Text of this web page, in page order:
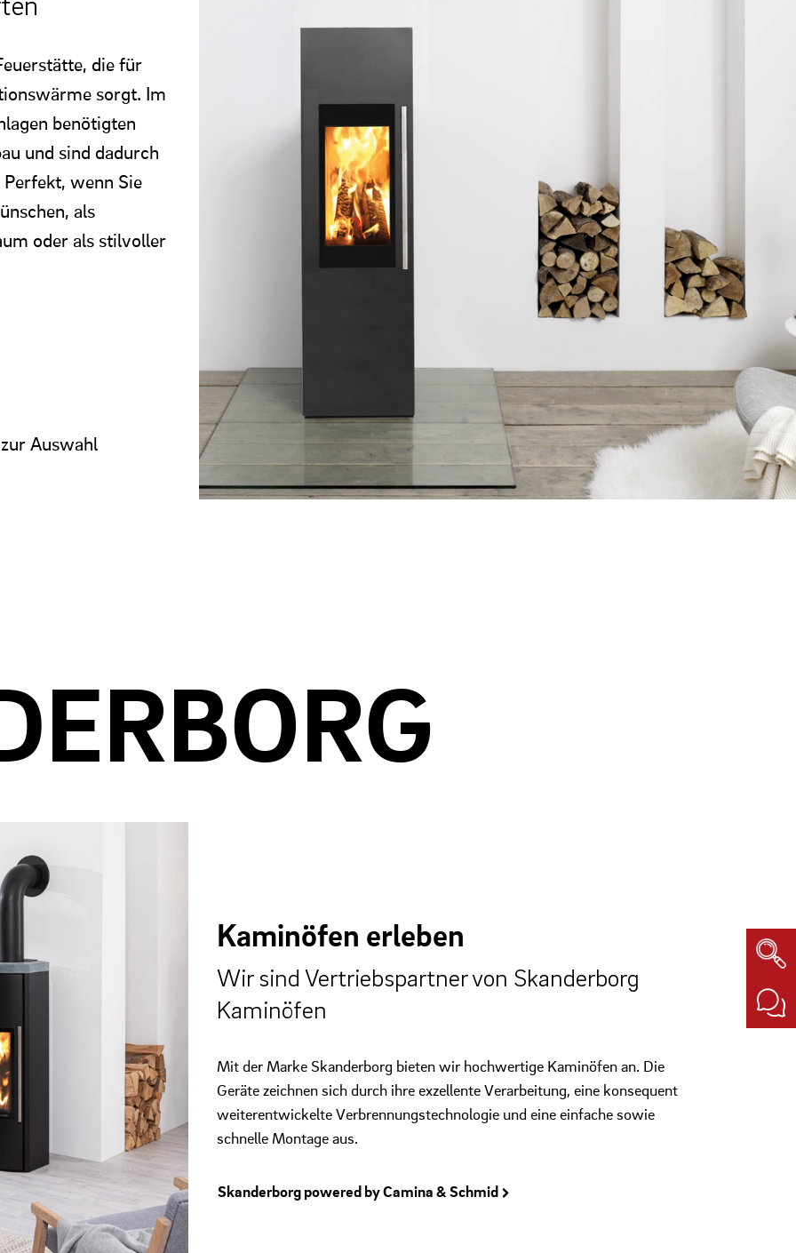
die für
sorgt. Im
benötigten
und sind dadurch
wenn Sie
als
oder als stilvoller
Auswahl
Kaminöfen erleben
Wir sind Vertriebspartner von Skanderborg
Kaminöfen
Mit der Marke Skanderborg bieten wir hochwertige Kaminöfen an. Die
Geräte zeichnen sich durch ihre exzellente Verarbeitung, eine konsequent
weiterentwickelte Verbrennungstechnologie und eine einfache sowie
schnelle Montage aus.
Skanderborg powered by Camina & Schmid